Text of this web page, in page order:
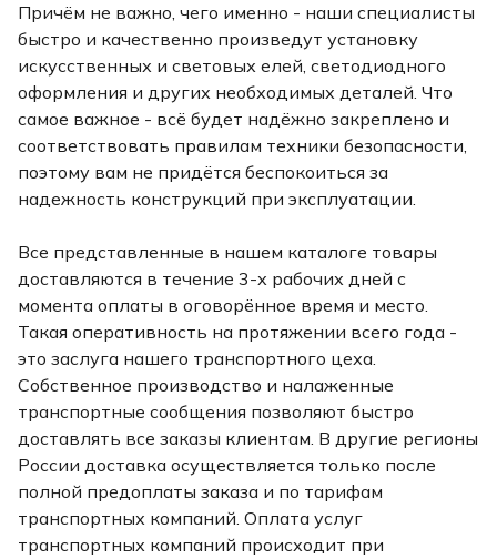
Причём не важно, чего именно - наши специалисты
быстро и качественно произведут установку
искусственных и световых елей, светодиодного
оформления и других необходимых деталей. Что
самое важное - всё будет надёжно закреплено и
соответствовать правилам техники безопасности,
поэтому вам не придётся беспокоиться за
надежность конструкций при эксплуатации.
Все представленные в нашем каталоге товары
доставляются в течение 3-х рабочих дней с
момента оплаты в оговорённое время и место.
Такая оперативность на протяжении всего года -
это заслуга нашего транспортного цеха.
Собственное производство и налаженные
транспортные сообщения позволяют быстро
доставлять все заказы клиентам. В другие регионы
России доставка осуществляется только после
полной предоплаты заказа и по тарифам
транспортных компаний. Оплата услуг
транспортных компаний происходит при